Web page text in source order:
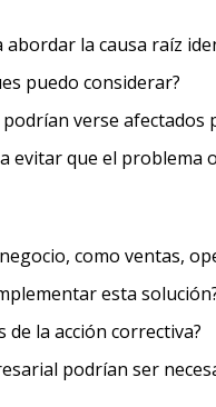
la causa raíz
puedo considerar?
verse afectados
evitar que el problema
como ventas,
esta
la acción correctiva?
podrían ser